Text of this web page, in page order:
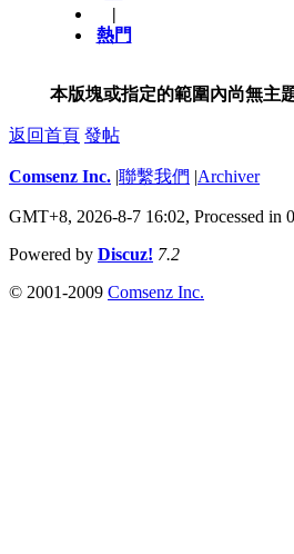
|
熱門
本版塊或指定的範圍內尚無主題
返回首頁 發帖
Comsenz Inc. |聯繫我們 |Archiver
GMT+8, 2026-8-7 16:02, Processed in
Powered by Discuz! 7.2
© 2001-2009 Comsenz Inc.